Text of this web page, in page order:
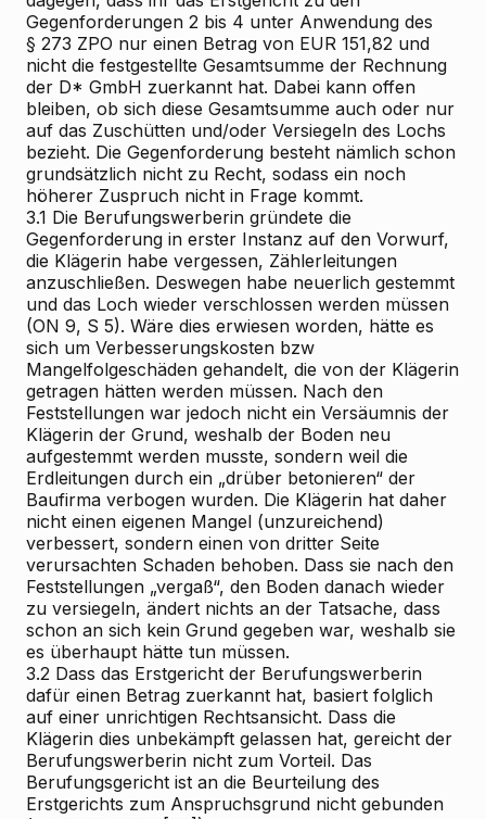
Gegenforderungen 2 bis 4 unter Anwendung des
§ 273 ZPO nur einen Betrag von EUR 151,82 und
nicht die festgestellte Gesamtsumme der Rechnung
der D* GmbH zuerkannt hat. Dabei kann offen
bleiben, ob sich diese Gesamtsumme auch oder nur
auf das Zuschütten und/oder Versiegeln des Lochs
bezieht. Die Gegenforderung besteht nämlich schon
grundsätzlich nicht zu Recht, sodass ein noch
höherer Zuspruch nicht in Frage kommt.
3.1 Die Berufungswerberin gründete die
Gegenforderung in erster Instanz auf den Vorwurf,
die Klägerin habe vergessen, Zählerleitungen
anzuschließen. Deswegen habe neuerlich gestemmt
und das Loch wieder verschlossen werden müssen
(ON 9, S 5). Wäre dies erwiesen worden, hätte es
sich um Verbesserungskosten bzw
Mangelfolgeschäden gehandelt, die von der Klägerin
getragen hätten werden müssen. Nach den
Feststellungen war jedoch nicht ein Versäumnis der
Klägerin der Grund, weshalb der Boden neu
aufgestemmt werden musste, sondern weil die
Erdleitungen durch ein „drüber betonieren“ der
Baufirma verbogen wurden. Die Klägerin hat daher
nicht einen eigenen Mangel (unzureichend)
verbessert, sondern einen von dritter Seite
verursachten Schaden behoben. Dass sie nach den
Feststellungen „vergaß“, den Boden danach wieder
zu versiegeln, ändert nichts an der Tatsache, dass
schon an sich kein Grund gegeben war, weshalb sie
es überhaupt hätte tun müssen.
3.2 Dass das Erstgericht der Berufungswerberin
dafür einen Betrag zuerkannt hat, basiert folglich
auf einer unrichtigen Rechtsansicht. Dass die
Klägerin dies unbekämpft gelassen hat, gereicht der
Berufungswerberin nicht zum Vorteil. Das
Berufungsgericht ist an die Beurteilung des
Erstgerichts zum Anspruchsgrund nicht gebunden